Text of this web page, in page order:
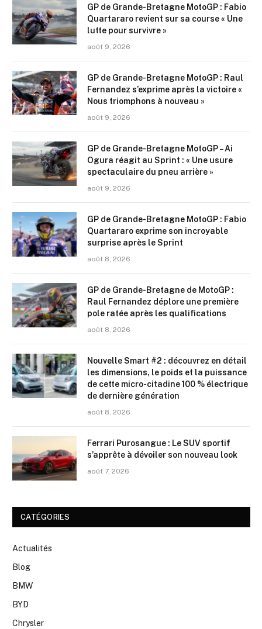
GP de Grande-Bretagne MotoGP : Fabio
Quartararo revient sur sa course « Une
lutte pour survivre »
août 9, 2026
GP de Grande-Bretagne MotoGP : Raul
Fernandez s’exprime après la victoire «
Nous triomphons à nouveau »
août 9, 2026
GP de Grande-Bretagne MotoGP – Ai
Ogura réagit au Sprint : « Une usure
spectaculaire du pneu arrière »
août 9, 2026
GP de Grande-Bretagne MotoGP : Fabio
Quartararo exprime son incroyable
surprise après le Sprint
août 8, 2026
GP de Grande-Bretagne de MotoGP :
Raul Fernandez déplore une première
pole ratée après les qualifications
août 8, 2026
Nouvelle Smart #2 : découvrez en détail
les dimensions, le poids et la puissance
de cette micro-citadine 100 % électrique
de dernière génération
août 8, 2026
Ferrari Purosangue : Le SUV sportif
s’apprête à dévoiler son nouveau look
août 7, 2026
CATÉGORIES
Actualités
Blog
BMW
BYD
Chrysler